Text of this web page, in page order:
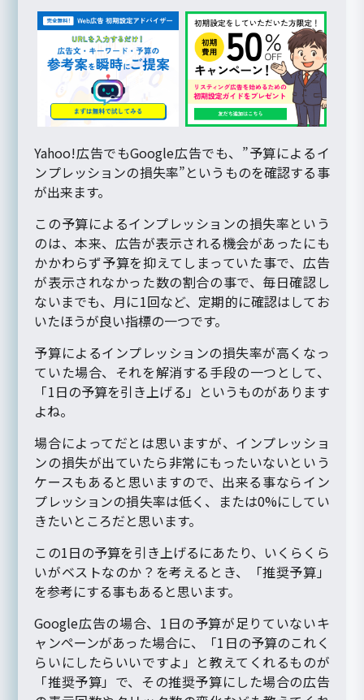
Yahoo!広告でもGoogle広告でも、”予算によるイ
ンプレッションの損失率”というものを確認する事
が出来ます。
この予算によるインプレッションの損失率という
のは、本来、広告が表示される機会があったにも
かかわらず予算を抑えてしまっていた事で、広告
が表示されなかった数の割合の事で、毎日確認し
ないまでも、月に1回など、定期的に確認はしてお
いたほうが良い指標の一つです。
予算によるインプレッションの損失率が高くなっ
ていた場合、それを解消する手段の一つとして、
「1日の予算を引き上げる」というものがあります
よね。
場合によってだとは思いますが、インプレッショ
ンの損失が出ていたら非常にもったいないという
ケースもあると思いますので、出来る事ならイン
プレッションの損失率は低く、または0%にしてい
きたいところだと思います。
この1日の予算を引き上げるにあたり、いくらくら
いがベストなのか？を考えるとき、「推奨予算」
を参考にする事もあると思います。
Google広告の場合、1日の予算が足りていないキ
ャンペーンがあった場合に、「1日の予算のこれく
らいにしたらいいですよ」と教えてくれるものが
「推奨予算」で、その推奨予算にした場合の広告